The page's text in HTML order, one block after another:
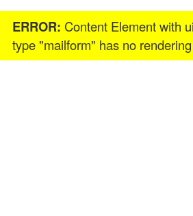
ERROR: Content Element with
type "mailform" has no